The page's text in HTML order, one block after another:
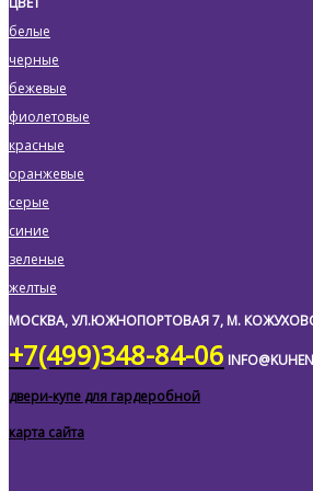
белые
черные
бежевые
фиолетовые
красные
оранжевые
серые
синие
зеленые
желтые
МОСКВА, УЛ.ЮЖНОПОРТОВАЯ 7, М.
+7(499)348-84-06
двери-купе для гардеробной
карта сайта